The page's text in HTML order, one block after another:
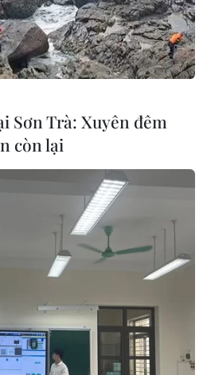
Sơn Trà: Xuyên đêm
còn lại